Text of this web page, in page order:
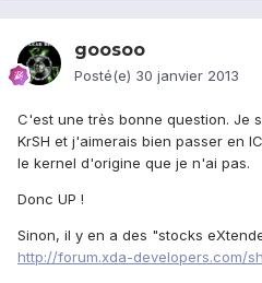
goosoo
Posté(e) 30 janvier 2013
C'est une très bonne question. Je
KrSH et j'aimerais bien passer en
le kernel d'origine que je n'ai pas.
Donc UP !
Sinon, il y en a des "stocks
http://forum.xda-developers.com/